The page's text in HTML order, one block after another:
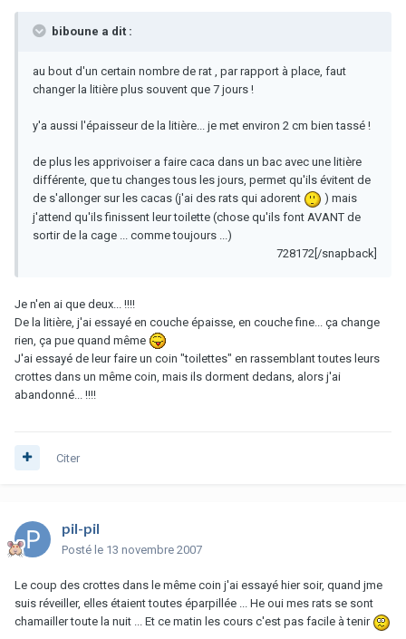
biboune a dit :
au bout d'un certain nombre de rat , par rapport à place, faut
changer la litière plus souvent que 7 jours !
y'a aussi l'épaisseur de la litière... je met environ 2 cm bien tassé !
de plus les apprivoiser a faire caca dans un bac avec une litière
différente, que tu changes tous les jours, permet qu'ils évitent de
de s'allonger sur les cacas (j'ai des rats qui adorent
) mais
j'attend qu'ils finissent leur toilette (chose qu'ils font AVANT de
sortir de la cage ... comme toujours ...)
728172[/snapback]
Je n'en ai que deux... !!!!
De la litière, j'ai essayé en couche épaisse, en couche fine... ça change
rien, ça pue quand même
J'ai essayé de leur faire un coin "toilettes" en rassemblant toutes leurs
crottes dans un même coin, mais ils dorment dedans, alors j'ai
abandonné... !!!!
Citer
pil-pil
Posté le 13 novembre 2007
Le coup des crottes dans le même coin j'ai essayé hier soir, quand jme
suis réveiller, elles étaient toutes éparpillée ... He oui mes rats se sont
chamailler toute la nuit ... Et ce matin les cours c'est pas facile à tenir